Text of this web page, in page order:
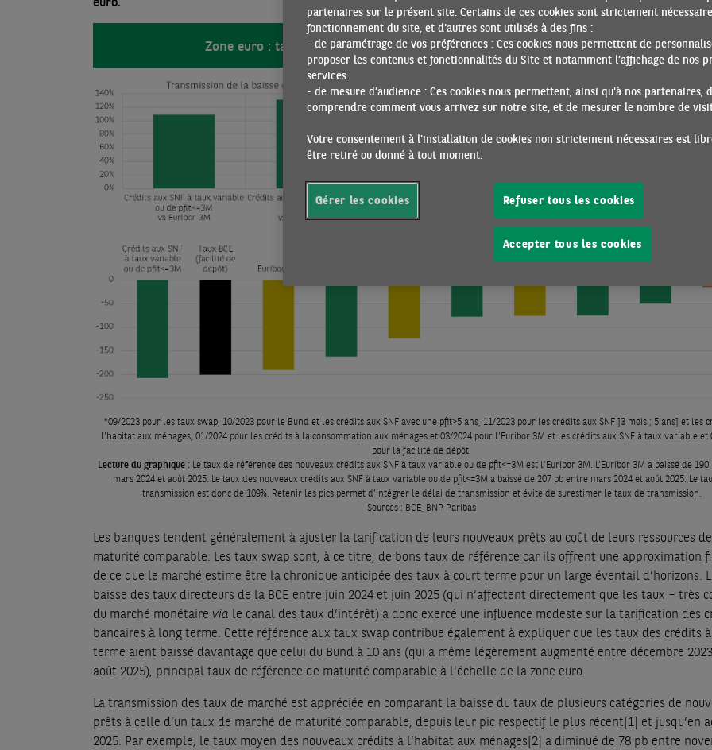
Zone euro : taux de transmission des taux de marché aux taux bancaires
*09/2023 pour les taux swap, 10/2023 pour le Bund et les crédits aux SNF avec une pfit>5 ans, 11/2023 pour les crédits aux SNF ]3 mois ; 5 ans] et les
l’habitat aux ménages, 01/2024 pour les crédits à la consommation aux ménages et 03/2024 pour l’Euribor 3M et les crédits aux SNF à taux variable et
pour la facilité de dépôt.
Lecture du graphique : Le taux de référence des nouveaux crédits aux SNF à taux variable ou de pfit<=3M est l’Euribor 3M. L’Euribor 3M a baissé de
mars 2024 et août 2025. Le taux des nouveaux crédits aux SNF à taux variable ou de pfit<=3M a baissé de 207 pb entre mars 2024 et août 2025. Le
transmission est donc de 109%. Retenir les pics permet d’intégrer le délai de transmission et évite de surestimer le taux de transmission.
Sources : BCE, BNP Paribas
Les banques tendent généralement à ajuster la tarification de leurs nouveaux prêts au coût de leurs ressources de
maturité comparable. Les taux swap sont, à ce titre, de bons taux de référence car ils offrent une approximation
de ce que le marché estime être la chronique anticipée des taux à court terme pour un large éventail d’horizons.
baisse des taux directeurs de la BCE entre juin 2024 et juin 2025 (qui n’affectent directement que les taux – très
du marché monétaire via le canal des taux d’intérêt) a donc exercé une influence modeste sur la tarification des
bancaires à long terme. Cette référence aux taux swap contribue également à expliquer que les taux des crédits
terme aient baissé davantage que celui du Bund à 10 ans (qui a même légèrement augmenté entre décembre
août 2025), principal taux de référence de maturité comparable à l’échelle de la zone euro.
La transmission des taux de marché est appréciée en comparant la baisse du taux de plusieurs catégories de
prêts à celle d’un taux de marché de maturité comparable, depuis leur pic respectif le plus récent[1] et jusqu’en
2025. Par exemple, le taux moyen des nouveaux crédits à l’habitat aux ménages[2] a diminué de 78 pb entre
partenaires sur le présent site. Certains de ces cookies sont strictement
fonctionnement du site, et d'autres sont utilisés à des fins :
- de paramétrage de vos préférences : Ces cookies nous permettent de
proposer les contenus et fonctionnalités du Site et notamment l’affichage de nos
services.
- de mesure d’audience : Ces cookies nous permettent, ainsi qu'à nos partenaires,
comprendre comment vous arrivez sur notre site, et de mesurer le nombre de
Votre consentement à l'installation de cookies non strictement nécessaires est
être retiré ou donné à tout moment.
Refuser tous les cookies
Accepter tous les cookies
Gérer les cookies